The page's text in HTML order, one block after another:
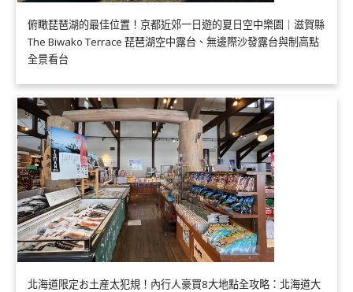
俯瞰琵琶湖的最佳位置！京都近郊一日遊的夏日空中樂園｜滋賀縣
The Biwako Terrace 琵琶湖空中露台、無邊際沙發露台與制高點
全景看台
北海道限定お土産太犯規！內行人豪買8大地點全攻略：北海道大